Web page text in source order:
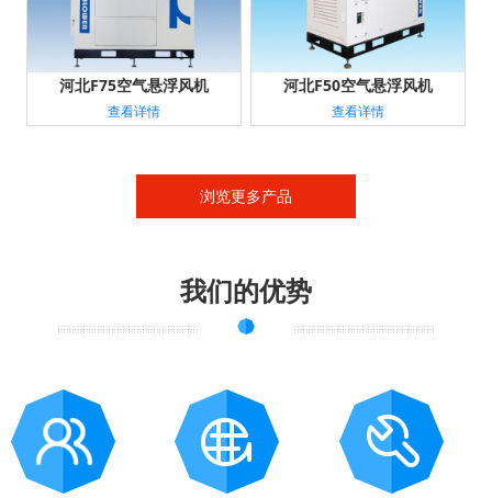
河北F75空气悬浮风机
查看详情
河北F50空气悬浮风机
查看详情
浏览更多产品
我们的优势